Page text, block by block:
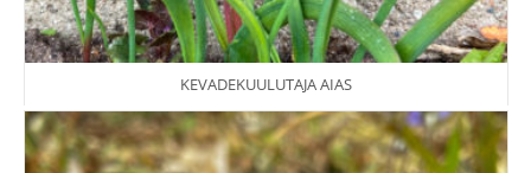
KEVADEKUULUTAJA AIAS